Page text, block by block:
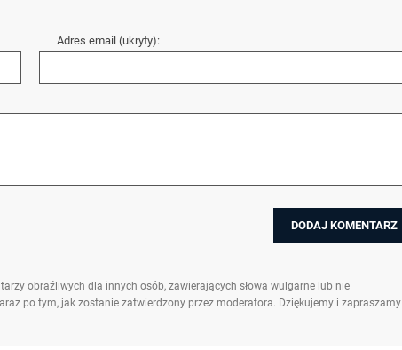
Adres email (ukryty):
obraźliwych dla innych osób, zawierających słowa wulgarne lub nie
po tym, jak zostanie zatwierdzony przez moderatora. Dziękujemy i zapraszamy